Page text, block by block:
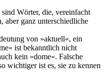
Wörter, die, vereinfacht
aber ganz unterschiedliche
von »aktuell«, ein
ist bekanntlich nicht
kein »dome«. Falsche
wichtiger ist es, sie zu kennen